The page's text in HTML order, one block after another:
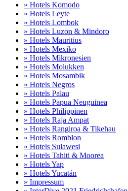
» Hotels Komodo
» Hotels Leyte
» Hotels Lombok
» Hotels Luzon & Mindoro
» Hotels Mauritius
» Hotels Mexiko
» Hotels Mikronesien
» Hotels Molukken
» Hotels Mosambik
» Hotels Negros
» Hotels Palau
» Hotels Papua Neuguinea
» Hotels Philippinen
» Hotels Raja Ampat
» Hotels Rangiroa & Tikehau
» Hotels Romblon
» Hotels Sulawesi
» Hotels Tahiti & Moorea
» Hotels Yap
» Hotels Yucatán
» Impressum